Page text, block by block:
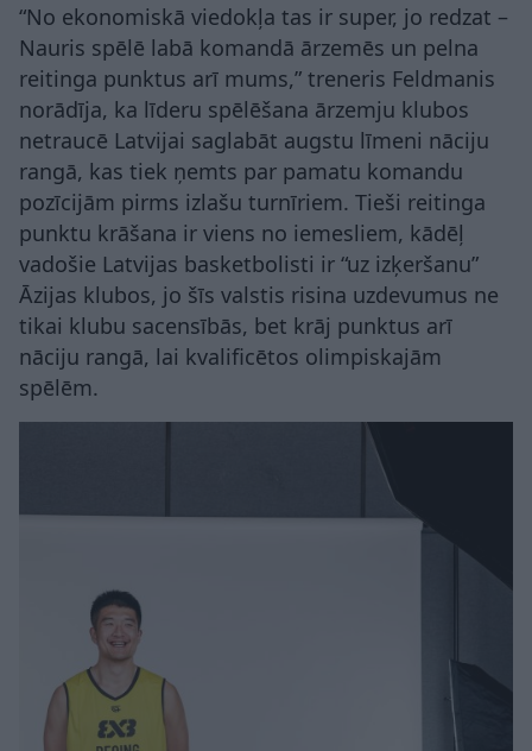
“No ekonomiskā viedokļa tas ir super, jo redzat –
Nauris spēlē labā komandā ārzemēs un pelna
reitinga punktus arī mums,” treneris Feldmanis
norādīja, ka līderu spēlēšana ārzemju klubos
netraucē Latvijai saglabāt augstu līmeni nāciju
rangā, kas tiek ņemts par pamatu komandu
pozīcijām pirms izlašu turnīriem. Tieši reitinga
punktu krāšana ir viens no iemesliem, kādēļ
vadošie Latvijas basketbolisti ir “uz izķeršanu”
Āzijas klubos, jo šīs valstis risina uzdevumus ne
tikai klubu sacensībās, bet krāj punktus arī
nāciju rangā, lai kvalificētos olimpiskajām
spēlēm.